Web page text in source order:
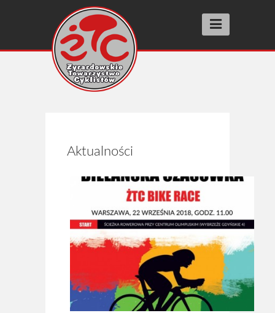
Aktualności
Wyścigi racing
SZOSOMANNIA
INNE WYŚCIGI
BIEGI ULICZNE street running
Wyniki
Archiwum 2025
Archiwum 2024
Archiwum 2023
Aktualności